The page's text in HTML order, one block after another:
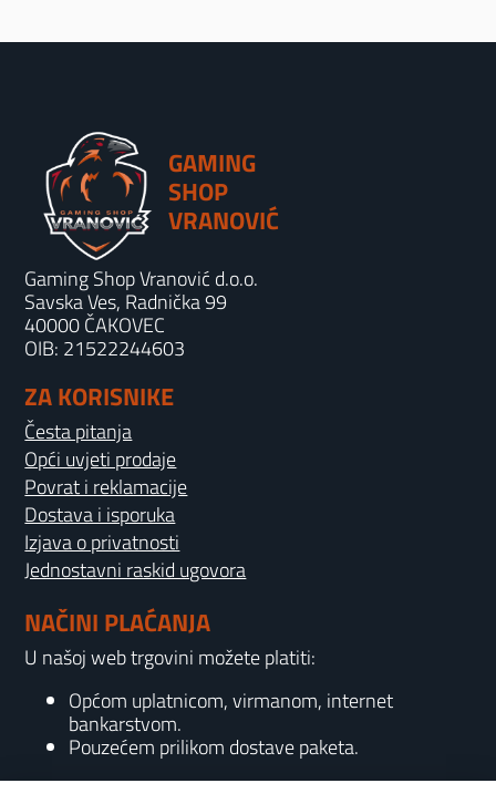
GAMING
SHOP
VRANOVIĆ
Gaming Shop Vranović d.o.o.
Savska Ves, Radnička 99
40000 ČAKOVEC
OIB: 21522244603
ZA KORISNIKE
Česta pitanja
Opći uvjeti prodaje
Povrat i reklamacije
Dostava i isporuka
Izjava o privatnosti
Jednostavni raskid ugovora
NAČINI PLAĆANJA
U našoj web trgovini možete platiti:
Općom uplatnicom, virmanom, internet
bankarstvom.
Pouzećem prilikom dostave paketa.